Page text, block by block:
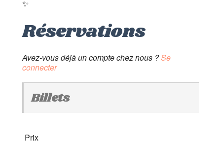
✨
Réservations
Avez-vous déjà un compte chez nous ?Se
connecter
Billets
Prix